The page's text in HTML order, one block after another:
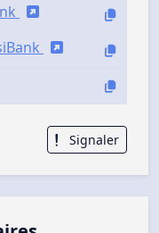
Signaler